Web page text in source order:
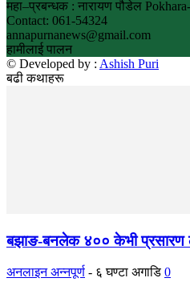
महा–प्रबन्धक : नारायण पौडेल
Contact: 061-54324
annapurnanews@gmail.com
हामीलाई पालन
© Developed by : Ashish Puri
बढी कथाहरू
बझाङ-बनलेक ४०० केभी प्रसारण
अनलाइन अन्नपूर्ण - ६ घण्टा अगाडि 0